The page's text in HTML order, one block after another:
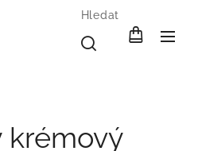
Hledat
krémový